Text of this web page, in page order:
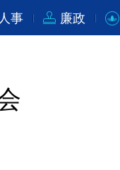
人事 廉政